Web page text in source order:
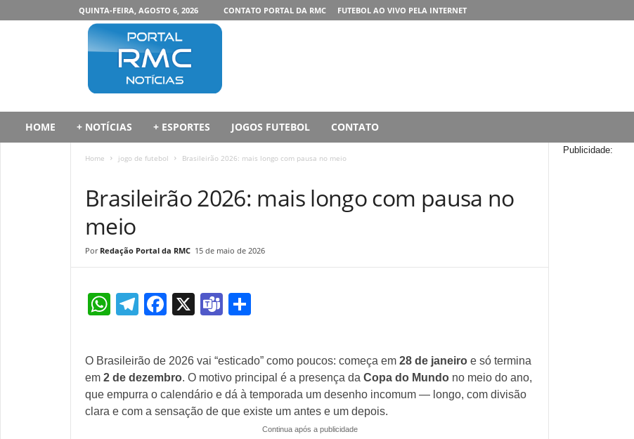
QUINTA-FEIRA, AGOSTO 6, 2026 CONTATO PORTAL DA RMC FUTEBOL AO VIVO PELA INTERNET
HOME + NOTÍCIAS + ESPORTES JOGOS FUTEBOL CONTATO
Home jogo de futebol Brasileirão 2026: mais longo com pausa no meio
Brasileirão 2026: mais longo com pausa no
meio
Redação Portal da RMC 15 de maio de 2026
W
s
A
p
T
gr
a
m
F
e
b
o
X
T
m
s
e
O Brasileirão de 2026 vai “esticado” como poucos: começa em 28 de janeiro e só termina
em 2 de dezembro. O motivo principal é a presença da Copa do Mundo no meio do ano,
que empurra o calendário e dá à temporada um desenho incomum — longo, com divisão
clara e com a sensação de que existe um antes e um depois.
Continua após a publicidade
Publicidade: